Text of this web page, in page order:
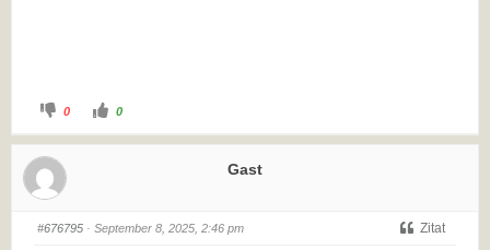
0 0
Gast
#676795 · September 8, 2025, 2:46 pm Zitat